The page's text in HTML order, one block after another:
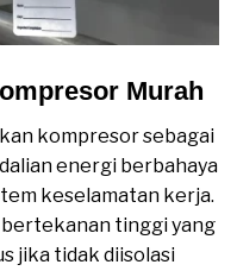
Murah
kompresor sebagai
energi berbahaya
keselamatan kerja.
tinggi yang
jika tidak diisolasi